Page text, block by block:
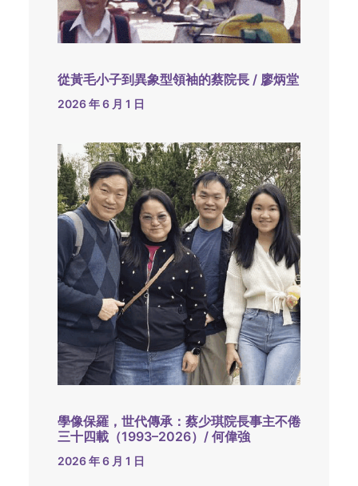
從黃毛小子到異象型領袖的蔡院長 / 廖炳堂
2026 年 6 月 1 日
學像保羅，世代傳承：蔡少琪院長事主不倦
三十四載（1993–2026）/ 何偉強
2026 年 6 月 1 日